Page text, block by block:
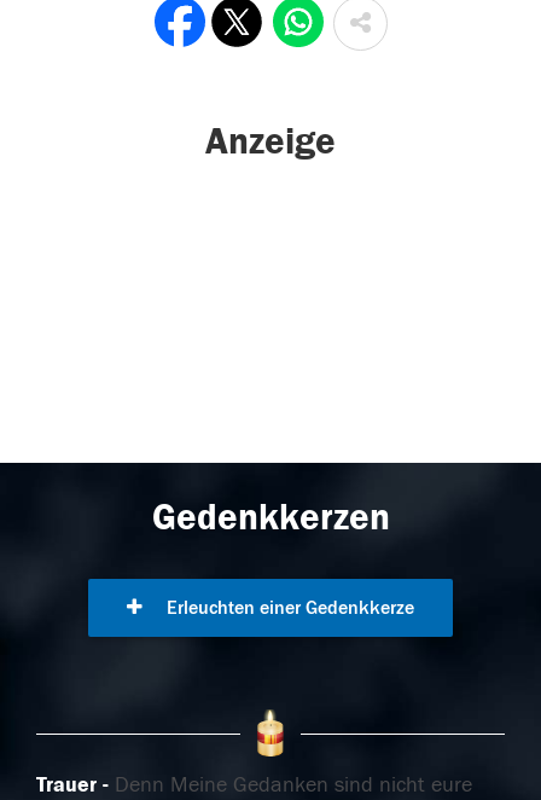
Anzeige
Gedenkkerzen
Erleuchten einer Gedenkkerze
Trauer
Denn Meine Gedanken sind nicht eure